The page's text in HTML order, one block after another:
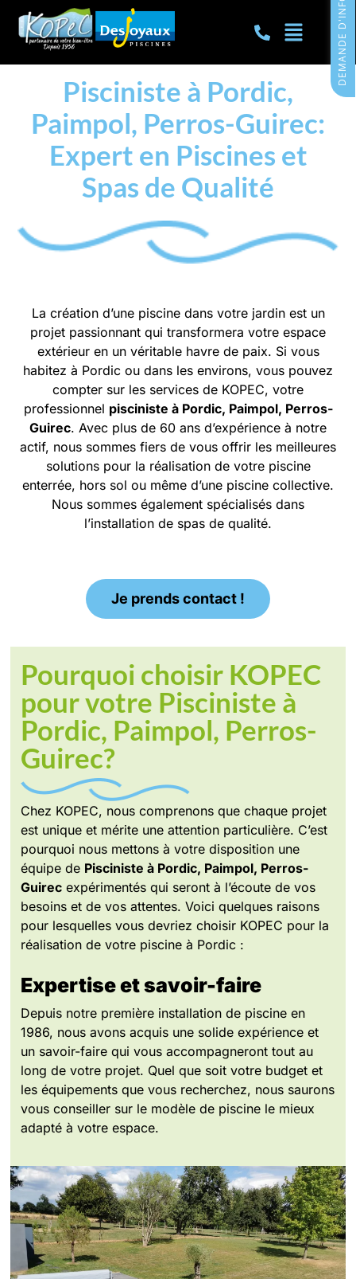
Pisciniste à Pordic,
Paimpol, Perros-Guirec:
Expert en Piscines et
Spas de Qualité
La création d’une piscine dans votre jardin est un
projet passionnant qui transformera votre espace
extérieur en un véritable havre de paix. Si vous
habitez à Pordic ou dans les environs, vous pouvez
compter sur les services de KOPEC, votre
professionnel pisciniste à Pordic, Paimpol, Perros-
Guirec. Avec plus de 60 ans d’expérience à notre
actif, nous sommes fiers de vous offrir les meilleures
solutions pour la réalisation de votre piscine
enterrée, hors sol ou même d’une piscine collective.
Nous sommes également spécialisés dans
l’installation de spas de qualité.
Je prends contact !
Pourquoi choisir KOPEC
pour votre Pisciniste à
Pordic, Paimpol, Perros-
Guirec?
Chez KOPEC, nous comprenons que chaque projet
est unique et mérite une attention particulière. C’est
pourquoi nous mettons à votre disposition une
équipe de Pisciniste à Pordic, Paimpol, Perros-
Guirec expérimentés qui seront à l’écoute de vos
besoins et de vos attentes. Voici quelques raisons
pour lesquelles vous devriez choisir KOPEC pour la
réalisation de votre piscine à Pordic :
Expertise et savoir-faire
Depuis notre première installation de piscine en
1986, nous avons acquis une solide expérience et
un savoir-faire qui vous accompagneront tout au
long de votre projet. Quel que soit votre budget et
les équipements que vous recherchez, nous saurons
vous conseiller sur le modèle de piscine le mieux
adapté à votre espace.